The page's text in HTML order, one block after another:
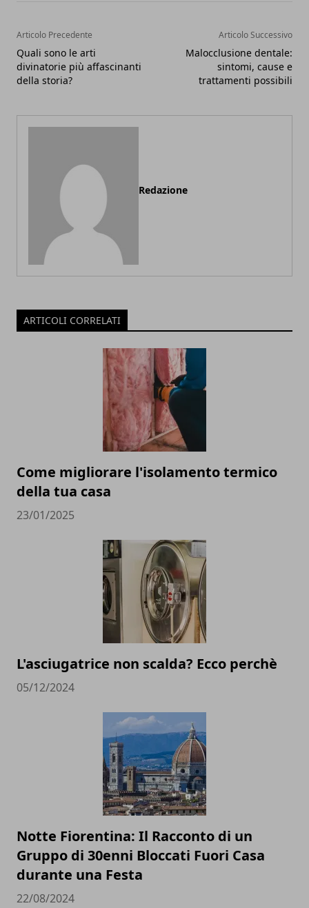
Articolo Precedente
Quali sono le arti
divinatorie più affascinanti
della storia?
Articolo Successivo
Malocclusione dentale:
sintomi, cause e
trattamenti possibili
Redazione
ARTICOLI CORRELATI
Come migliorare l'isolamento termico
della tua casa
23/01/2025
L'asciugatrice non scalda? Ecco perchè
05/12/2024
Notte Fiorentina: Il Racconto di un
Gruppo di 30enni Bloccati Fuori Casa
durante una Festa
22/08/2024